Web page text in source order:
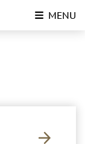
MENU